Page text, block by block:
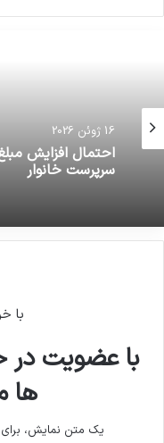
16 ژوئن 2026
احتمال افزایش
سرپرست خانوار
با
با عضویت در
ها
یک متن نمایش،